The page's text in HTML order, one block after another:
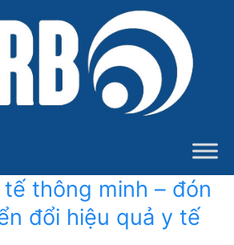
thông minh – đón
đổi hiệu quả y tế